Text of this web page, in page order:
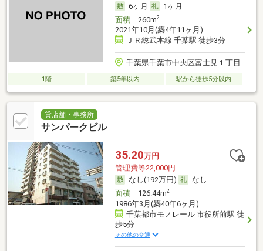
6ヶ月
1ヶ月
面積260m2
2021年10月(築4年11ヶ月)
ＪＲ総武本線 千葉駅 徒歩3分
千葉県千葉市中央区富士見１丁目
1階 築5年以内 駅から徒歩5分以内
貸店舗・事務所
サンパークビル
35.20万円
管理費等22,000円
なし(192万円)
なし
面積126.44m2
1986年3月(築40年6ヶ月)
千葉都市モノレール 市役所前駅 徒
歩5分
その他の交通